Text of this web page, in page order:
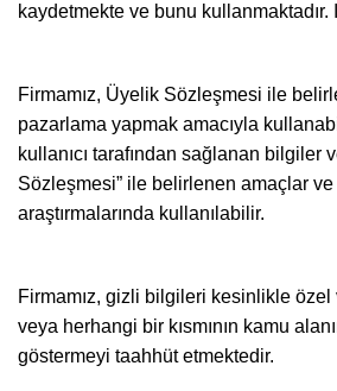
kaydetmekte ve bunu
Firmamız, Üyelik Sözleşmesi ile
pazarlama yapmak amacıyla
kullanıcı tarafından sağlanan
Sözleşmesi” ile belirlenen amaçlar
araştırmalarında kullanılabilir.
Firmamız, gizli bilgileri kesinlikle
veya herhangi bir kısmının kamu
göstermeyi taahhüt etmektedir.